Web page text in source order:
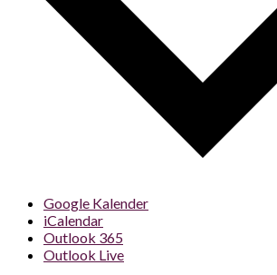
Google Kalender
iCalendar
Outlook 365
Outlook Live